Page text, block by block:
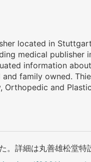
located in
medical publisher
information
family owned.
Orthopedic and
。詳細は丸善雄松堂特